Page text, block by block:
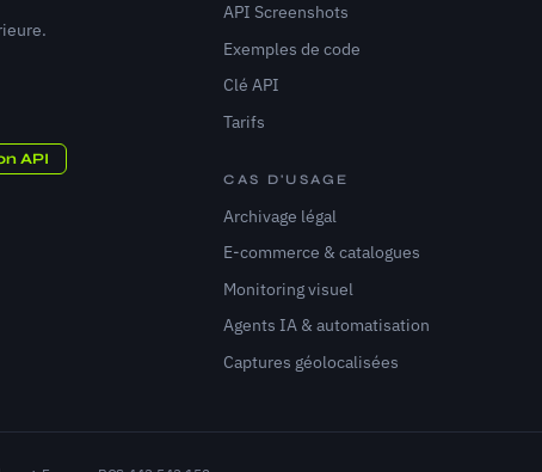
API
API Screenshots
Exemples de code
Clé API
Tarifs
CAS D'USAGE
Archivage légal
E-commerce & catalogues
Monitoring visuel
Agents IA & automatisation
Captures géolocalisées